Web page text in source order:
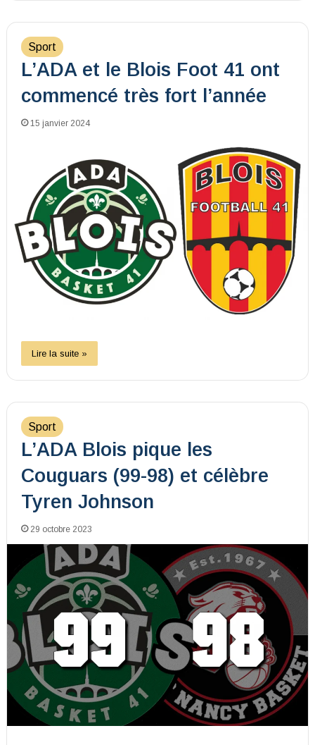
Sport
L’ADA et le Blois Foot 41 ont
commencé très fort l’année
15 janvier 2024
Lire la suite »
Sport
L’ADA Blois pique les
Couguars (99-98) et célèbre
Tyren Johnson
29 octobre 2023